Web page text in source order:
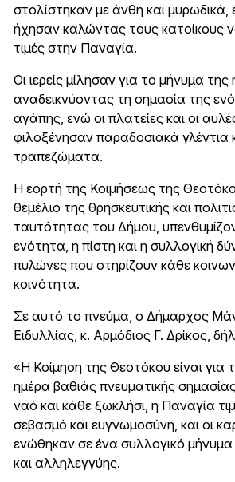
στολίστηκαν με άνθη και
ήχησαν καλώντας τους κατοίκους
τιμές στην Παναγία.
Οι ιερείς μίλησαν για το μήνυμα της
αναδεικνύοντας τη σημασία της
αγάπης, ενώ οι πλατείες και οι
φιλοξένησαν παραδοσιακά γλέντια
τραπεζώματα.
Η εορτή της Κοιμήσεως της
θεμέλιο της θρησκευτικής και
ταυτότητας του Δήμου,
ενότητα, η πίστη και η συλλογική
πυλώνες που στηρίζουν κάθε
κοινότητα.
Σε αυτό το πνεύμα, ο Δήμαρχος
Ειδυλλίας, κ. Αρμόδιος Γ. Δρίκος,
«Η Κοίμηση της Θεοτόκου είναι για
ημέρα βαθιάς πνευματικής
ναό και κάθε ξωκλήσι, η Παναγία
σεβασμό και ευγνωμοσύνη, και οι
ενώθηκαν σε ένα συλλογικό μήνυμα
και αλληλεγγύης.